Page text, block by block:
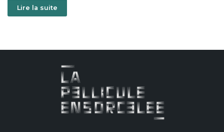
Ditto de Gossip a-t-elle imposé un nouveau modèle féminin
? Rebecca Manzoni porte le récit et interagit avec les
Liste des épisodes : Christine and the Queens, Nina Simone,
Queen Latifah, Angèle, Gossip, Sia, Anne Sylvestre, Lizzo,
Françoise Hardy, Sheila, Dolly, Marianne Faithfull, Cyndi
Lauper, Blondie, Les Ronnettes, Barbara, The Weather Girls,
Lire la suite